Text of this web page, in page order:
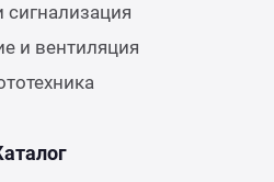
сигнализация
и вентиляция